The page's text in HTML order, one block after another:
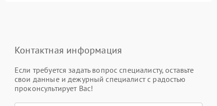
Контактная информация
Если требуется задать вопрос специалисту, оставьте
свои данные и дежурный специалист с радостью
проконсультирует Вас!